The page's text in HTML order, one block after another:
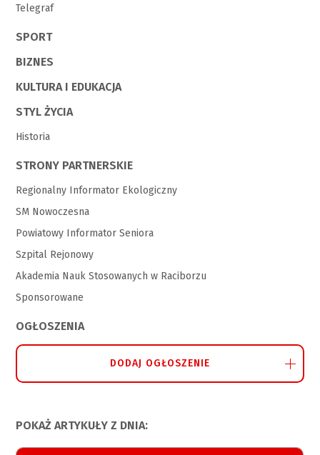
Telegraf
SPORT
BIZNES
KULTURA I EDUKACJA
STYL ŻYCIA
Historia
STRONY PARTNERSKIE
Regionalny Informator Ekologiczny
SM Nowoczesna
Powiatowy Informator Seniora
Szpital Rejonowy
Akademia Nauk Stosowanych w Raciborzu
Sponsorowane
OGŁOSZENIA
DODAJ OGŁOSZENIE
POKAŻ ARTYKUŁY Z DNIA: